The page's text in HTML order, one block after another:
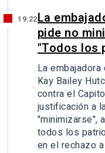
19:22La
pide no
"Todos los
La
Kay Bailey
contra el
justificación a
"minimizarse",
todos los
en el rechazo